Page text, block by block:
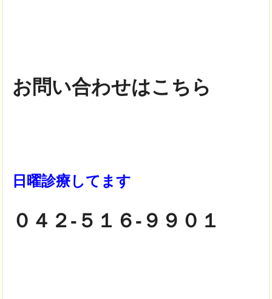
お問い合わせはこちら
日曜診療してます
０４２-５１６-９９０１